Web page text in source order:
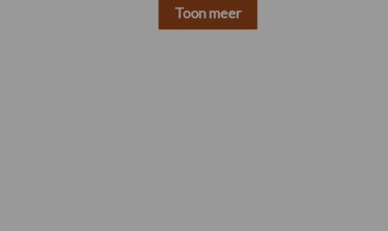
Toon meer